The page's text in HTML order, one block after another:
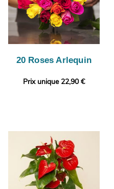
20 Roses Arlequin
Prix unique 22,90 €